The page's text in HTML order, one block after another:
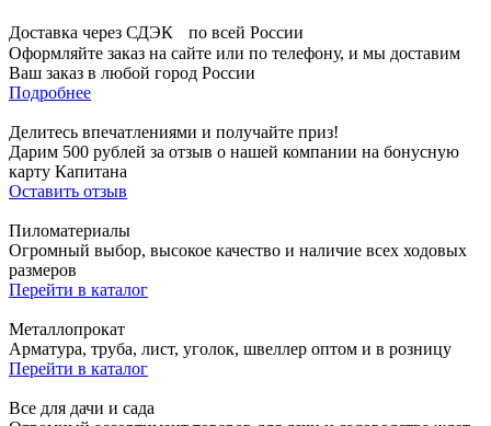
Доставка через СДЭК по всей России
Оформляйте заказ на сайте или по телефону, и мы доставим
Ваш заказ в любой город России
Подробнее
Делитесь впечатлениями и получайте приз!
Дарим 500 рублей за отзыв о нашей компании на бонусную
карту Капитана
Оставить отзыв
Пиломатериалы
Огромный выбор, высокое качество и наличие всех ходовых
размеров
Перейти в каталог
Металлопрокат
Арматура, труба, лист, уголок, швеллер оптом и в розницу
Перейти в каталог
Все для дачи и сада